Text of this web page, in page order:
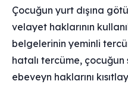
Çocuğun yurt dışına
velayet haklarının
belgelerinin yeminli
hatalı tercüme,
ebeveyn haklarını